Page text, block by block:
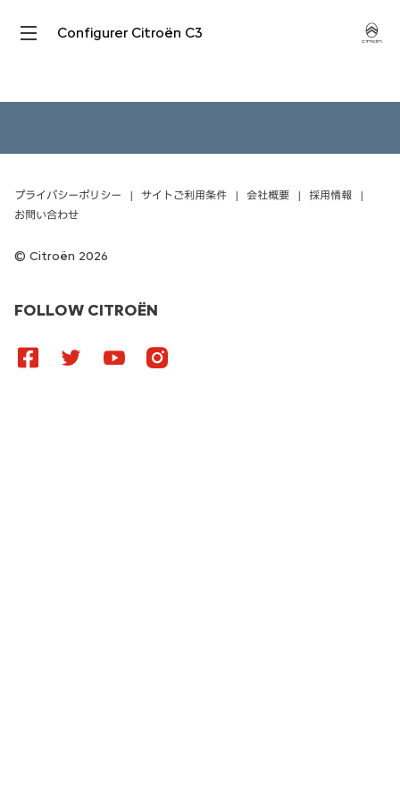
Configurer Citroën C3
FOLLOW CITROËN
Citroën 2026
プライバシーポリシー サイトご利用条件 会社概要
採用情報
お問い合わせ